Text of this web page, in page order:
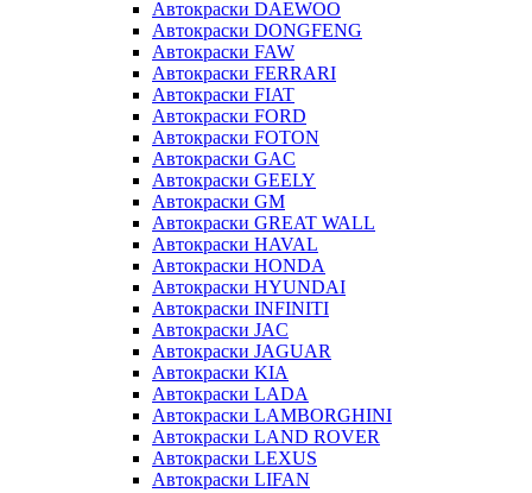
Автокраски DAEWOO
Автокраски DONGFENG
Автокраски FAW
Автокраски FERRARI
Автокраски FIAT
Автокраски FORD
Автокраски FOTON
Автокраски GAC
Автокраски GEELY
Автокраски GM
Автокраски GREAT WALL
Автокраски HAVAL
Автокраски HONDA
Автокраски HYUNDAI
Автокраски INFINITI
Автокраски JAC
Автокраски JAGUAR
Автокраски KIA
Автокраски LADA
Автокраски LAMBORGHINI
Автокраски LAND ROVER
Автокраски LEXUS
Автокраски LIFAN